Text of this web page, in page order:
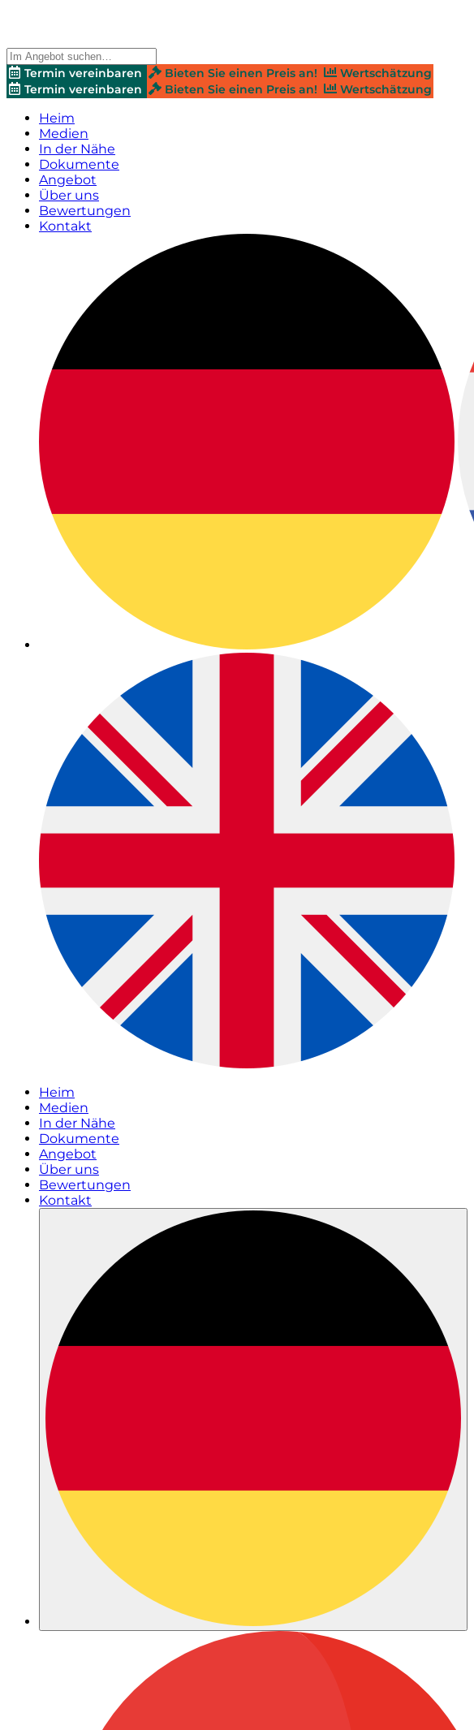
Termin vereinbaren Bieten Sie einen Preis an!
Wertschätzung
Termin vereinbaren
Bieten Sie einen Preis an! Wertschätzung
Heim
Medien
In der Nähe
Dokumente
Angebot
Über uns
Bewertungen
Kontakt
Heim
Medien
In der Nähe
Dokumente
Angebot
Über uns
Bewertungen
Kontakt